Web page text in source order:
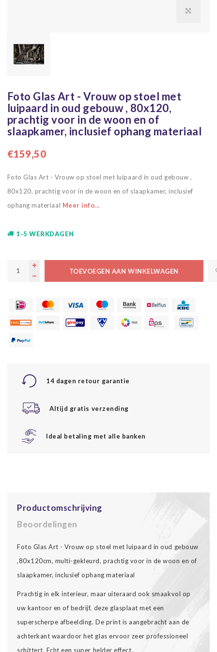
Foto Glas Art - Vrouw op stoel met
luipaard in oud gebouw , 80x120,
prachtig voor in de woon en of
slaapkamer, inclusief ophang materiaal
€159,50
Foto Glas Art - Vrouw op stoel met luipaard in oud gebouw ,
80x120, prachtig voor in de woon en of slaapkamer, inclusief
ophang materiaal Meer info...
1-5 WERKDAGEN
TOEVOEGEN AAN WINKELWAGEN
14 dagen retour garantie
Altijd gratis verzending
Ideal betaling met alle banken
Productomschrijving
Beoordelingen
Foto Glas Art - Vrouw op stoel met luipaard in oud gebouw
,80x120cm, multi-gekleurd, prachtig voor in de woon en of
slaapkamer, inclusief ophang materiaal
Prachtig in elk interieur, maar uiteraard ook smaakvol op
uw kantoor en of bedrijf, deze glasplaat met een
superscherpe afbeelding. De print is aangebracht aan de
achterkant waardoor het glas ervoor zeer professioneel
schittert. Echt een super helder effect.